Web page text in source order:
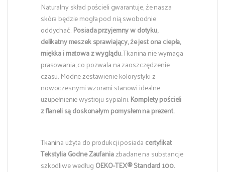
Naturalny skład pościeli gwarantuje, że nasza
skóra będzie mogła pod nią swobodnie
oddychać. Posiada przyjemny w dotyku,
delikatny meszek sprawiający, że jest ona ciepła,
miękka i matowa z wyglądu.Tkanina nie wymaga
prasowania, co pozwala na zaoszczędzenie
czasu. Modne zestawienie kolorystyki z
nowoczesnymi wzorami stanowi idealne
uzupełnienie wystroju sypialni.Komplety pościeli
z flaneli są doskonałym pomysłem na prezent.
Tkanina użyta do produkcji posiada certyfikat
Tekstylia Godne Zaufaniazbadane na substancje
szkodliwe według OEKO-TEX® Standard 100.